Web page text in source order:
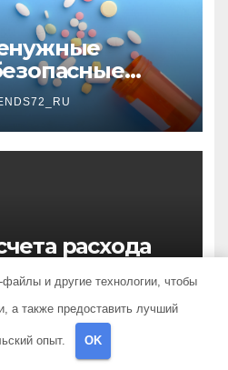
расхода
файлы и другие технологии, чтобы
а также предоставить лучший
опыт. OK